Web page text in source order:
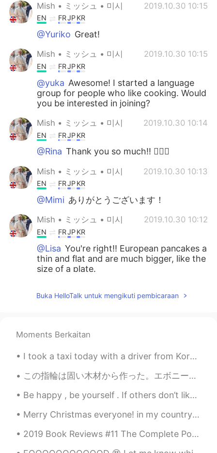
Mish • ミッシュ • 미시 2019.10.30 10:15
EN FRJPKR
@Yuriko Great!
Mish • ミッシュ • 미시 2019.10.30 10:15
EN FRJPKR
@yuka Awesome! I started a language
group for people who like cooking. Would
you be interested in joining?
Mish • ミッシュ • 미시 2019.10.30 10:14
EN FRJPKR
@Rina Thank you so much!! 👍🏽😊
Mish • ミッシュ • 미시 2019.10.30 10:13
EN FRJPKR
@Mimi ありがとうございます！
Mish • ミッシュ • 미시 2019.10.30 10:12
EN FRJPKR
@Lisa You're right!! European pancakes a
thin and flat and are much bigger, like the
size of a plate.
KR EN
JP EN
すごいっ！美味しそうですね！
Rina 2019.10.30 04:16
✨✨ It’s authentic!!
Buka HelloTalk untuk mengikuti pembicaraan
Moments Berkaitan
I took a taxi today with a driver from Korea. He found out I was really hungry and gave me a bunc...
この指輪は固い木材から作った。エボニーと言う木材だ。 💎 ダイヤみたい感じが欲しかったから、小面がいっぱい作った。凄く固い。作る時間が結構かかった。😄笑笑! 固いだから、指輪の厚さは薄くなって...
Be happy , be yourself . If others don’t like it , then let them be . Happiness is a choice ! Li...
Merry Christmas everyone! in my country we would say, Selamat Hari Natal semua! What are your go...
2019 Book Reviews #11 The Complete Poetical Works of Edgar Allan Poe: Including Essays on Poetry...